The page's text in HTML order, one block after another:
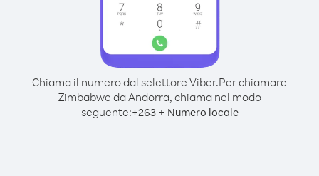
Chiama il numero dal selettore Viber.Per chiamare
Zimbabwe da Andorra, chiama nel modo
seguente:+263+ Numero locale